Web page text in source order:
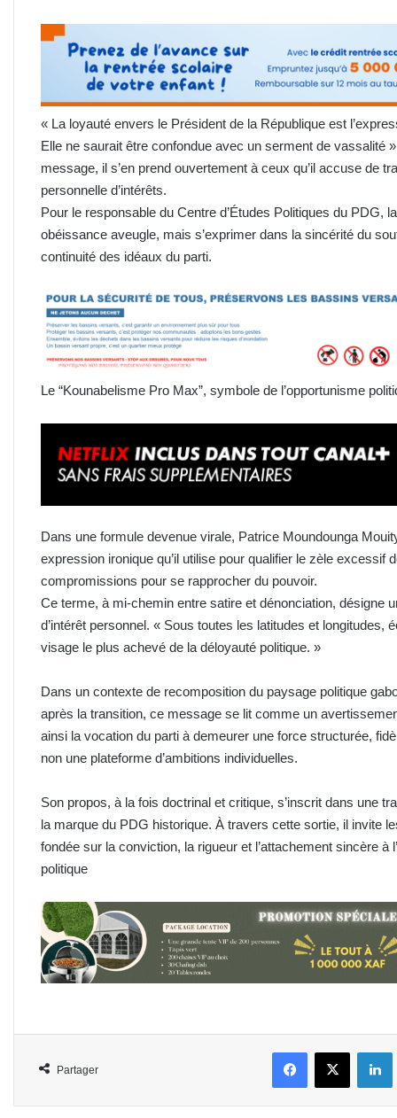
« La loyauté envers le Président de la République est
Elle ne saurait être confondue avec un serment de vassalité
message, il s’en prend ouvertement à ceux qu’il accuse de
personnelle d’intérêts.
Pour le responsable du Centre d’Études Politiques du PDG,
obéissance aveugle, mais s’exprimer dans la sincérité du
continuité des idéaux du parti.
Le “Kounabelisme Pro Max”, symbole de l’opportunisme
Dans une formule devenue virale, Patrice Moundounga
expression ironique qu’il utilise pour qualifier le zèle
compromissions pour se rapprocher du pouvoir.
Ce terme, à mi-chemin entre satire et dénonciation, désigne
d’intérêt personnel. « Sous toutes les latitudes et longitudes,
visage le plus achevé de la déloyauté politique. »
Dans un contexte de recomposition du paysage politique
après la transition, ce message se lit comme un
ainsi la vocation du parti à demeurer une force structurée,
non une plateforme d’ambitions individuelles.
Son propos, à la fois doctrinal et critique, s’inscrit dans une
la marque du PDG historique. À travers cette sortie, il invite
fondée sur la conviction, la rigueur et l’attachement sincère
politique
Partager
FacebookX